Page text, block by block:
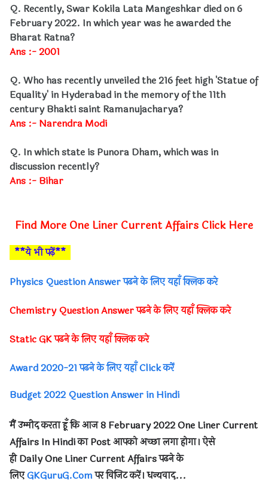
Q. Recently, Swar Kokila Lata Mangeshkar died on 6
February 2022. In which year was he awarded the
Bharat Ratna?
Ans :- 2001
Q. Who has recently unveiled the 216 feet high 'Statue of
Equality' in Hyderabad in the memory of the 11th
century Bhakti saint Ramanujacharya?
Ans :- Narendra Modi
Q. In which state is Punora Dham, which was in
discussion recently?
Ans :- Bihar
Find More One Liner Current Affairs Click Here
**ये भी पढ़ें**
Physics Question Answer पढने के लिए यहाँ क्लिक करे
Chemistry Question Answer पढने के लिए यहाँ क्लिक करे
Static GK पढने के लिए यहाँ क्लिक करे
Award 2020-21 पढने के लिए यहाँ Click करें
Budget 2022 Question Answer in Hindi
मैं उम्मीद करता हूँ कि आज8 February 2022 One Liner Current
Affairs In HindiकाPostआपको अच्छा लगा होगा। ऐसे
हीDailyOne Liner Current Affairsपढने के
लिएGKGuruG.Com पर विजिट करें। धन्यवाद...